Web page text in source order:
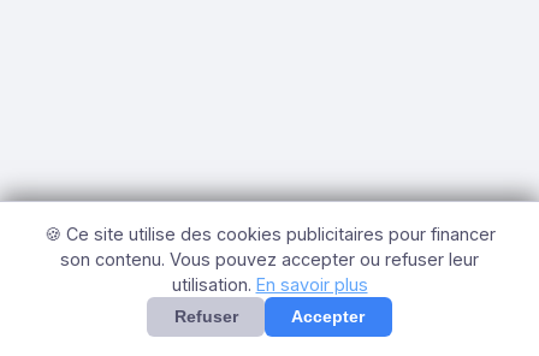
🍪 Ce site utilise des cookies publicitaires pour financer
son contenu. Vous pouvez accepter ou refuser leur
utilisation. En savoir plus
Refuser Accepter